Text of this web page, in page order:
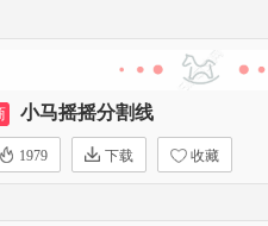
小马摇摇分割线
1979 下载 收藏